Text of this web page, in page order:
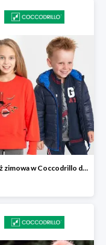
Odzież zimowa w Coccodrillo do -50%